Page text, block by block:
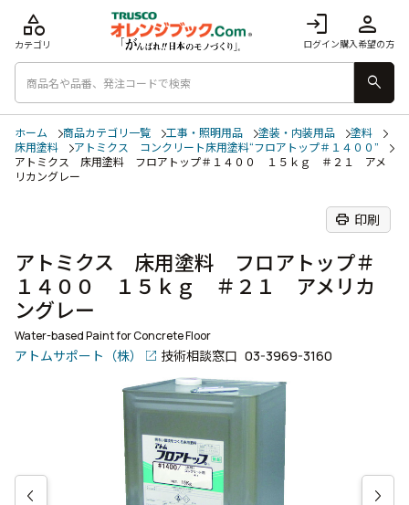
login
ログイン
person
購入希望の方
category
カテゴリ
search
ホーム 商品カテゴリ一覧 工事・照明用品 塗装・内装用品
塗料
床用塗料
アトミクス コンクリート床用塗料“フロアトップ＃１４００”
アトミクス 床用塗料 フロアトップ＃１４００ １５ｋｇ ＃２１ アメ
リカングレー
print 印刷
アトミクス 床用塗料 フロアトップ＃
１４００ １５ｋｇ ＃２１ アメリカ
ングレー
Water-based Paint for Concrete Floor
アトムサポート（株） 技術相談窓口 03-3969-3160